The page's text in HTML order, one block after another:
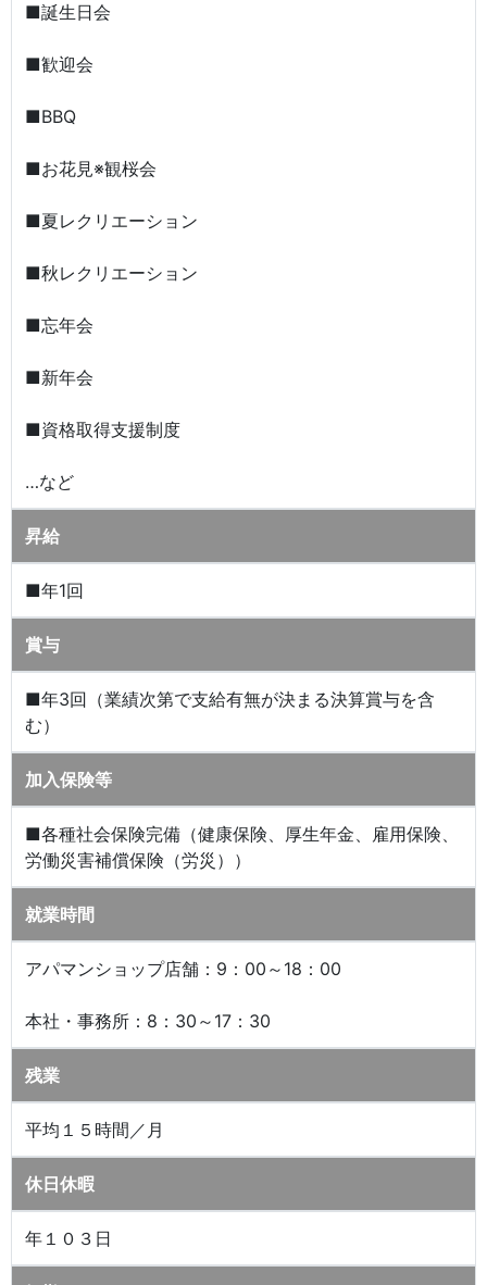
■誕生日会
■歓迎会
■BBQ
■お花見※観桜会
■夏レクリエーション
■秋レクリエーション
■忘年会
■新年会
■資格取得支援制度
…など
昇給
■年1回
賞与
■年3回（業績次第で支給有無が決まる決算賞与を含
む）
加入保険等
■各種社会保険完備（健康保険、厚生年金、雇用保険、
労働災害補償保険（労災））
就業時間
アパマンショップ店舗：9：00～18：00
本社・事務所：8：30～17：30
残業
平均１５時間／月
休日休暇
年１０３日